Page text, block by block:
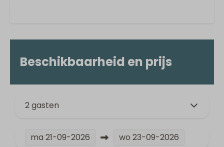
Beschikbaarheid en prijs
2 gasten
ma 21-09-2026 wo 23-09-2026